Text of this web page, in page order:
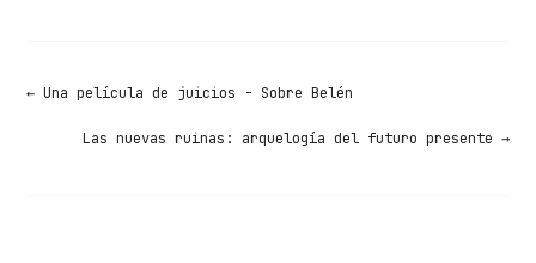
←Una película de juicios - Sobre Belén
Las nuevas ruinas: arquelogía del futuro presente →